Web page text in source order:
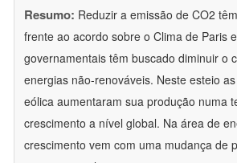
Resumo: Reduzir a emissão de CO2
frente ao acordo sobre o Clima de Paris
governamentais têm buscado diminuir o
energias não-renováveis. Neste esteio
eólica aumentaram sua produção numa
crescimento a nível global. Na área de
crescimento vem com uma mudança de